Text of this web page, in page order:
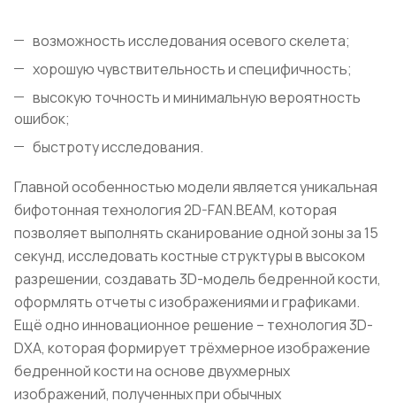
возможность исследования осевого скелета;
хорошую чувствительность и специфичность;
высокую точность и минимальную вероятность
ошибок;
быстроту исследования.
Главной особенностью модели является уникальная
бифотонная технология 2D-FAN.BEAM, которая
позволяет выполнять сканирование одной зоны за 15
секунд, исследовать костные структуры в высоком
разрешении, создавать 3D-модель бедренной кости,
оформлять отчеты с изображениями и графиками.
Ещё одно инновационное решение – технология 3D-
DXA, которая формирует трёхмерное изображение
бедренной кости на основе двухмерных
изображений, полученных при обычных